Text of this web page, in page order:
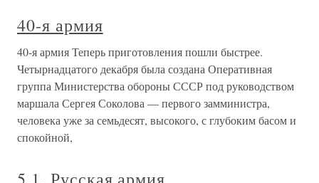
40-я армия
40-я армия Теперь приготовления пошли быстрее.
Четырнадцатого декабря была создана Оперативная
группа Министерства обороны СССР под руководством
маршала Сергея Соколова — первого замминистра,
человека уже за семьдесят, высокого, с глубоким басом и
спокойной,